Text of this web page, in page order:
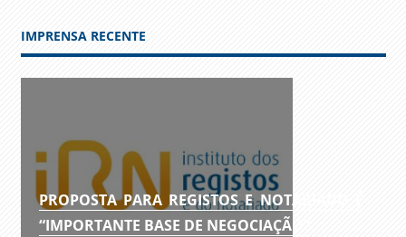
IMPRENSA RECENTE
PROPOSTA PARA REGISTOS E NOTARIADO É
“IMPORTANTE BASE DE NEGOCIAÇÃO”